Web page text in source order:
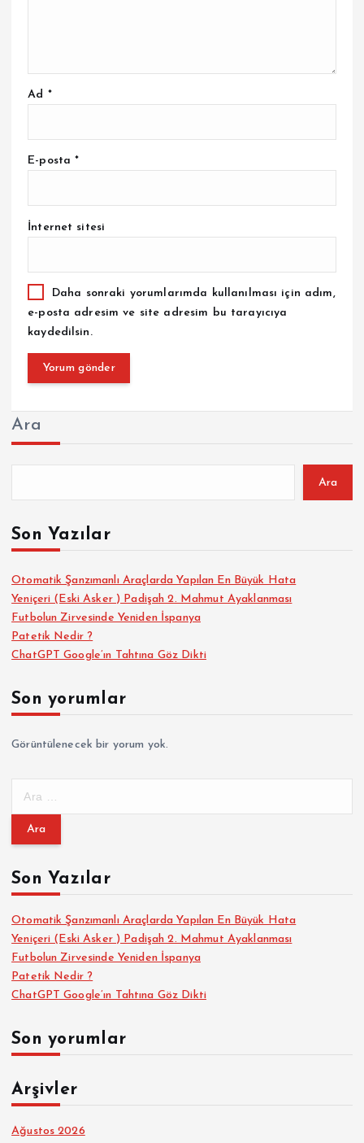
Ad *
E-posta*
İnternet sitesi
Daha sonraki yorumlarımda kullanılması için adım,
e-posta adresim ve site adresim bu tarayıcıya
kaydedilsin.
Ara
Ara
Son Yazılar
Otomatik Şanzımanlı Araçlarda Yapılan En Büyük Hata
Yeniçeri (Eski Asker ) Padişah 2. Mahmut Ayaklanması
Futbolun Zirvesinde Yeniden İspanya
Patetik Nedir ?
ChatGPT Google’ın Tahtına Göz Dikti
Son yorumlar
Görüntülenecek bir yorum yok.
m
:Son Yazılar
Otomatik Şanzımanlı Araçlarda Yapılan En Büyük Hata
Yeniçeri (Eski Asker ) Padişah 2. Mahmut Ayaklanması
Futbolun Zirvesinde Yeniden İspanya
Patetik Nedir ?
ChatGPT Google’ın Tahtına Göz Dikti
Son yorumlar
Arşivler
Ağustos 2026